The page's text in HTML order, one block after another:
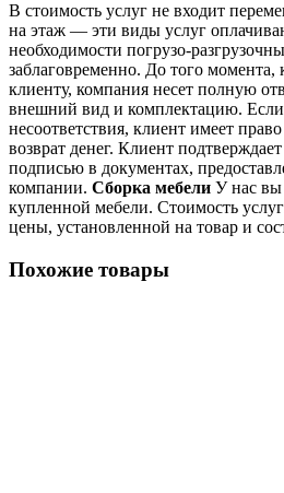
В стоимость услуг не входит
на этаж — эти виды услуг
необходимости погрузо-
заблаговременно. До того момента,
клиенту, компания несет полную
внешний вид и комплектацию.
несоответствия, клиент имеет
возврат денег. Клиент
подписью в документах,
компании. Сборка мебели У нас вы
купленной мебели. Стоимость
цены, установленной на товар и
Похожие товары